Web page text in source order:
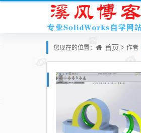
您现在的位置： 首页 作者